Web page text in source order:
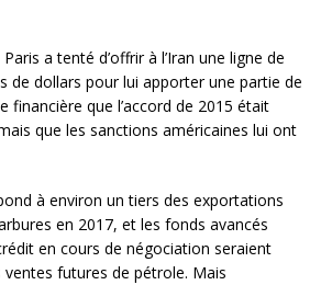
a tenté d’offrir à l’Iran une ligne de
de dollars pour lui apporter une partie de
financière que l’accord de 2015 était
que les sanctions américaines lui ont
à environ un tiers des exportations
en 2017, et les fonds avancés
en cours de négociation seraient
futures de pétrole. Mais